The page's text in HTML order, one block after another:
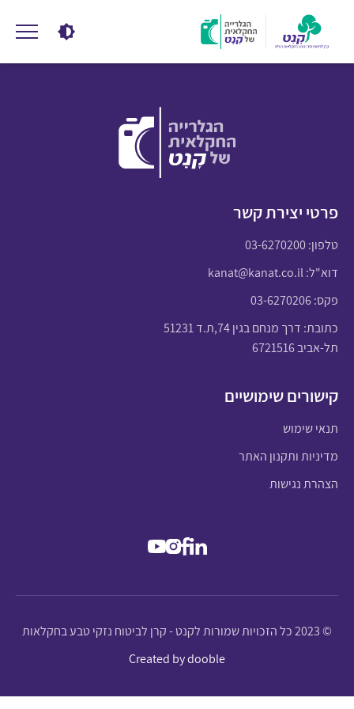
פרטי יצירת קשר
טלפון:03-6270200
דוא"ל:kanat@kanat.co.il
פקס: 03-6270206
כתובת: דרך מנחם בגין 74,ת.ד 51231
תל-אביב 6721516
קישורים שימושיים
תנאי שימוש
מדיניות ותקנון האתר
הצהרת נגישות
© 2023 כל הזכויות שמורות לקנט - קרן לביטוח נזקי טבע בחקלאות
Created by dooble